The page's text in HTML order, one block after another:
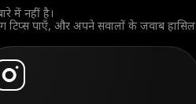
में नहीं है।
टिप्स पाएँ, और अपने सवालों के जवाब हासिल